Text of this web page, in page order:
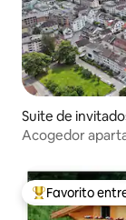
Suite de
Acogedor
Favorito entre
Favorito